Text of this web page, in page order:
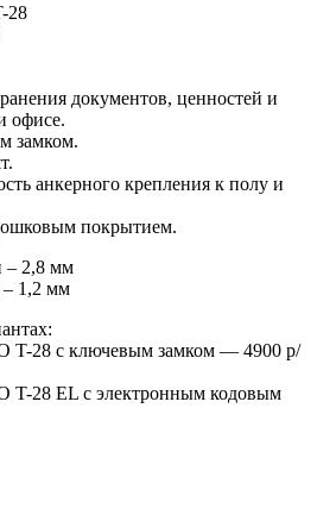
28
документов, ценностей и
офисе.
замком.
анкерного крепления к полу и
покрытием.
– 2,8 мм
– 1,2 мм
28 с ключевым замком — 4900 р/
28 EL с электронным кодовым